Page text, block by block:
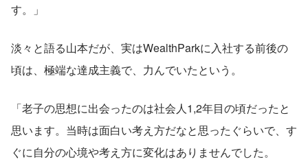
す。」
淡々と語る山本だが、実はWealthParkに入社する前後の
頃は、極端な達成主義で、力んでいたという。
「老子の思想に出会ったのは社会人1,2年目の頃だったと
思います。当時は面白い考え方だなと思ったぐらいで、す
ぐに自分の心境や考え方に変化はありませんでした。